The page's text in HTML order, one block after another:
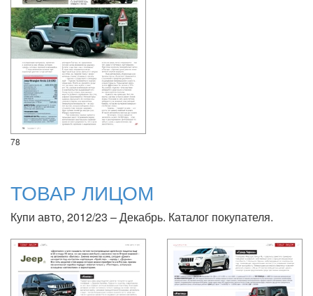
78
ТОВАР ЛИЦОМ
Купи авто, 2012/23 – Декабрь. Каталог покупателя.